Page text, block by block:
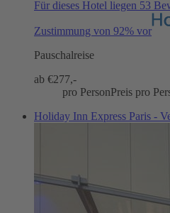
Für dieses Hotel liegen 53
Zustimmung von 92% vor
Pauschalreise
ab €277,-
pro PersonPreis pro
Holiday Inn Express Paris -